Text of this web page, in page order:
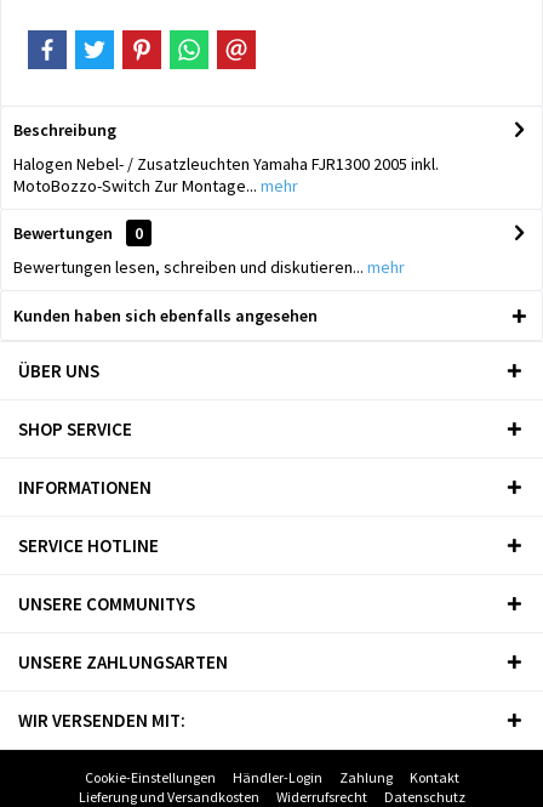
Beschreibung
Halogen Nebel- / Zusatzleuchten Yamaha FJR1300 2005 inkl.
MotoBozzo-Switch Zur Montage... mehr
Bewertungen
0
Bewertungen lesen, schreiben und diskutieren... mehr
Kunden haben sich ebenfalls angesehen
ÜBER UNS
SHOP SERVICE
INFORMATIONEN
SERVICE HOTLINE
UNSERE COMMUNITYS
UNSERE ZAHLUNGSARTEN
WIR VERSENDEN MIT:
Cookie-Einstellungen Händler-Login Zahlung
Kontakt
Lieferung und Versandkosten
Widerrufsrecht Datenschutz